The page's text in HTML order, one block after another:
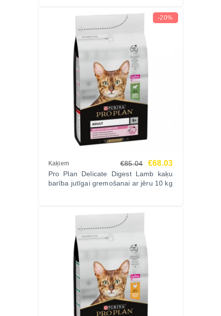
-20%
Kaķiem €85.04 €68.03
Pro Plan Delicate Digest Lamb kaķu
barība jutīgai gremošanai ar jēru 10 kg